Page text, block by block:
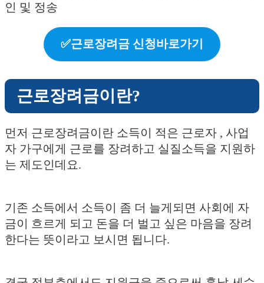
인 및 정송
✅근로장려금 신청바로가기
근로장려금이란?
먼저 근로장려금이란 소득이 적은 근로자 , 사업
자 가구에게 근로를 장려하고 실질소득을 지원하
는 제도인데요.
기존 소득에서 소득이 좀 더 늘게되면 사회에 자
금이 흐르게 되고 돈을 더 벌고 싶은 마음을 장려
한다는 뜻이라고 보시면 됩니다.